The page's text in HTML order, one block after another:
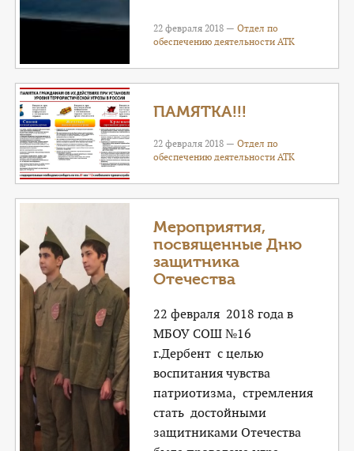
22 февраля 2018 —Отдел по
обеспечению деятельности АТК
ПАМЯТКА!!!
22 февраля 2018 —Отдел по
обеспечению деятельности АТК
Мероприятия,
посвященные Дню
защитника
Отечества
22 февраля 2018 года в
МБОУ СОШ №16
г.Дербент с целью
воспитания чувства
патриотизма, стремления
стать достойными
защитниками Отечества